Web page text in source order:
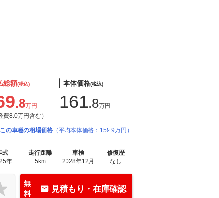
総額(税込)
.8万円
費8.0万円含む）
本体価格(税込)
161.8万円
この車種の相場価格 （平均本体価格：159.9万円）
式
年
走行距離
5km
車検
2028年12月
修復歴
なし
無
料
見積もり・在庫確認